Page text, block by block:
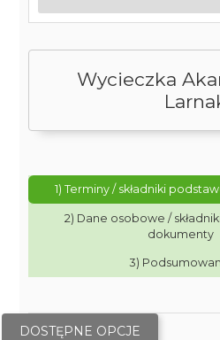
Wycieczka
1) Terminy / składniki
2) Dane osobowe /
dokumenty
3)
DOSTĘPNE OPCJE